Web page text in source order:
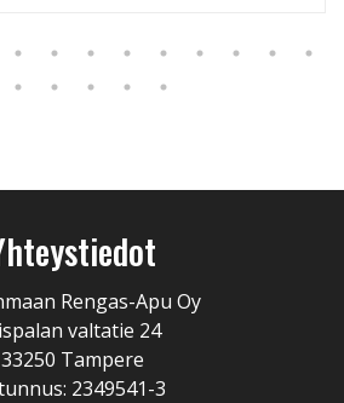
Rengas-Apu Oy
valtatie 24
33250 Tampere
2349541-3